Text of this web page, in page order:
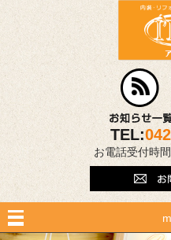
TEL:
お電話受付時